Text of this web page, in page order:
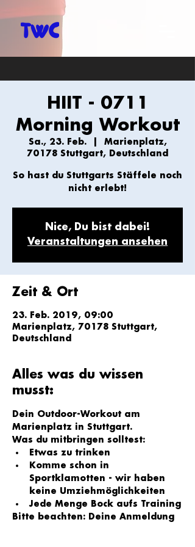
HIIT - 0711
Morning Workout
Sa., 23. Feb.
  |
Marienplatz,
70178 Stuttgart, Deutschland
So hast du Stuttgarts Stäffele noch
nicht erlebt!
Nice, Du bist dabei!
Veranstaltungen ansehen
Zeit & Ort
23. Feb. 2019, 09:00
Marienplatz, 70178 Stuttgart,
Deutschland
Alles was du wissen
musst:
Dein Outdoor-Workout am
Marienplatz in Stuttgart.
Was du mitbringen solltest:
Etwas zu trinken
Komme schon in
Sportklamotten - wir haben
keine Umziehmöglichkeiten
Jede Menge Bock aufs Training
Bitte beachten: Deine Anmeldung